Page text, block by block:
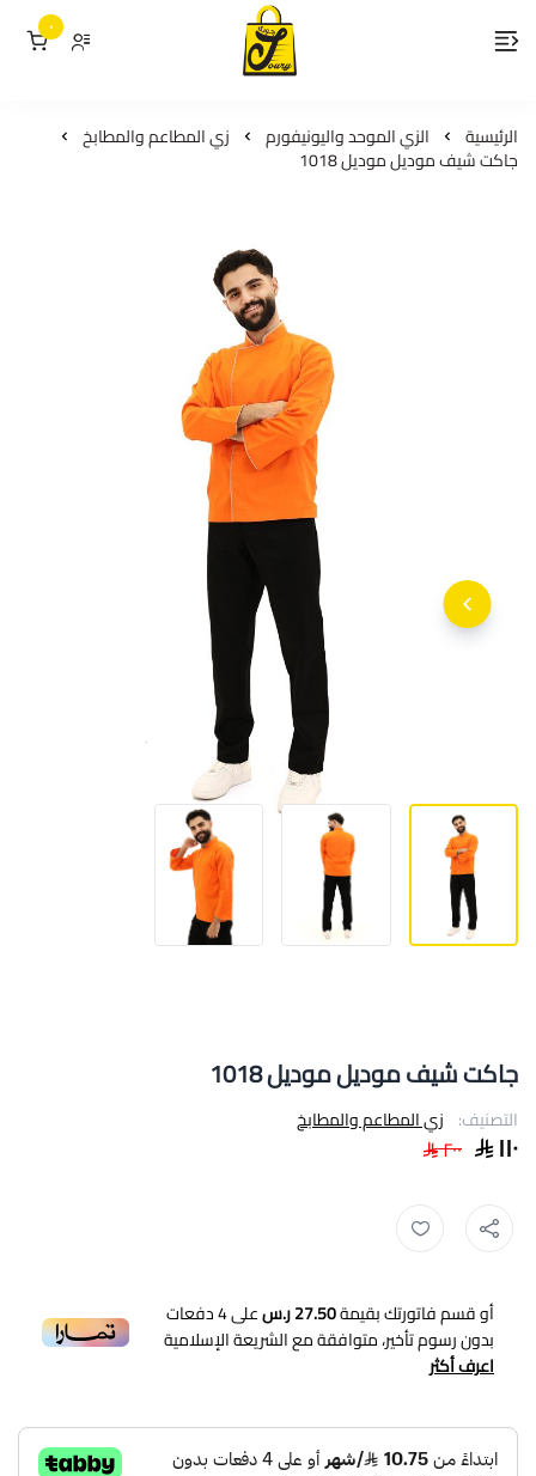
لمسات جوري
٠
الرئيسية الزي الموحد واليونيفورم زي المطاعم والمطابخ
جاكت شيف موديل موديل 1018
جاكت شيف موديل موديل 1018
التصنيف: زي المطاعم والمطابخ
١١٠ ٢٠٠
أو قسم فاتورتك بقيمة27.50 ر.س على4دفعات
بدون رسوم تأخير، متوافقة مع الشريعة الإسلامية
اعرف أكثر